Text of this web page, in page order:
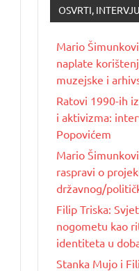
OSVRTI,
Mario
naplate
muzejske i
nekomercijalne
Ratovi 1990-ih
i aktivizma:
Popovićem
Mario
raspravi o
državnog/
povijesti 20.
Filip Triska:
nogometu kao
identiteta u
Stanka Mujo i